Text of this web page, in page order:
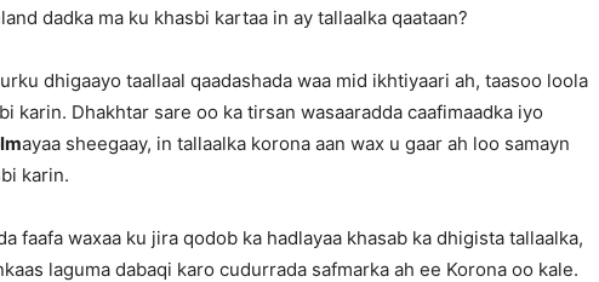
dadka ma ku khasbi kartaa in ay tallaalka qaataan?
dhigaayo taallaal qaadashada waa mid ikhtiyaari ah, taasoo loola
karin. Dhakhtar sare oo ka tirsan wasaaradda caafimaadka iyo
ayaa sheegaay, in tallaalka korona aan wax u gaar ah loo samayn
karin.
faafa waxaa ku jira qodob ka hadlayaa khasab ka dhigista tallaalka,
laguma dabaqi karo cudurrada safmarka ah ee Korona oo kale.